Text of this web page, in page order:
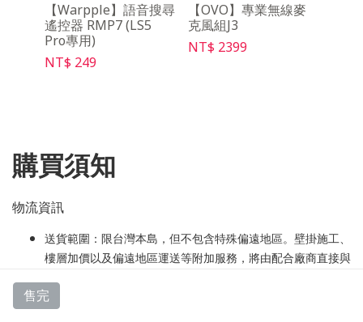
售完
【Warpple】語音搜尋
遙控器 RMP7 (LS5
Pro專用)
NT$ 249
【OVO】專業無線麥
克風組J3
NT$ 2399
購買須知
物流資訊
送貨範圍：限台灣本島，但不包含特殊偏遠地區。壁掛施工、
樓層加價以及偏遠地區運送等附加服務，將由配合廠商直接與
意。地區列表請至「